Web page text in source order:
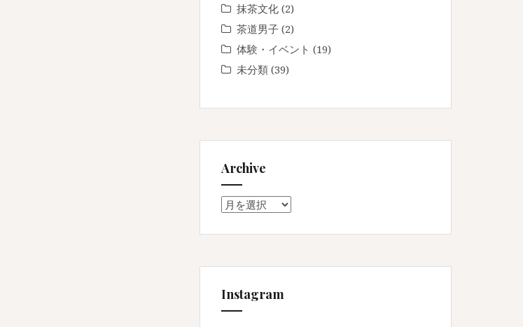
抹茶文化 (2)
茶道男子 (2)
体験・イベント (19)
未分類 (39)
Archive
Archive
Instagram